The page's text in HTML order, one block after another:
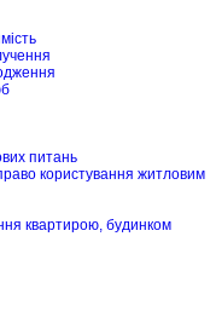
питань
користування житловим
квартирою, будинком